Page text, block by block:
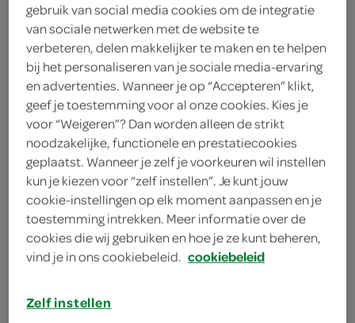
75 gram boter
1 sinaasappel
1 verse gember
1 eetlepel honing
100 milliliter visbouillon
2 koolrabi's
2 winterwortels
1 ui
2 teentjes knoflook
gebruik van social media cookies om de integratie
van sociale netwerken met de website te
verbeteren, delen makkelijker te maken en te helpen
bij het personaliseren van je sociale media-ervaring
en advertenties. Wanneer je op “Accepteren” klikt,
geef je toestemming voor al onze cookies. Kies je
voor “Weigeren”? Dan worden alleen de strikt
noodzakelijke, functionele en prestatiecookies
geplaatst. Wanneer je zelf je voorkeuren wil instellen
kun je kiezen voor “zelf instellen”. Je kunt jouw
cookie-instellingen op elk moment aanpassen en je
toestemming intrekken. Meer informatie over de
cookies die wij gebruiken en hoe je ze kunt beheren,
vind je in ons cookiebeleid. cookiebeleid
Zelf instellen